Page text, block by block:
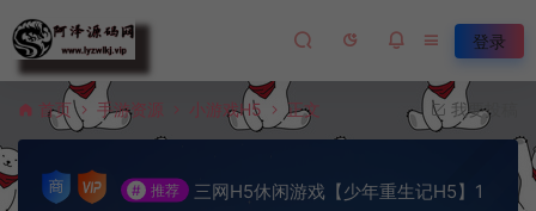
登录
首页 手游资源 小游戏H5 正文 我要投稿
# 推荐
三网H5休闲游戏【少年重生记H5】1